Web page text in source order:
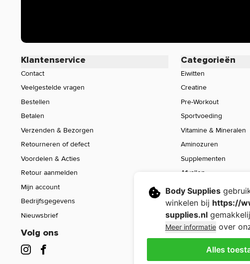
Klantenservice
Contact
Veelgestelde vragen
Bestellen
Betalen
Verzenden & Bezorgen
Retourneren of defect
Voordelen & Acties
Retour aanmelden
Mijn account
Bedrijfsgegevens
Nieuwsbrief
Volg ons
Categorieën
Eiwitten
Creatine
Pre-Workout
Sportvoeding
Vitamine & Mineralen
Aminozuren
Supplementen
Afvallen
Voeding
Sport Gear
Sale
Body Supplies
winkelen bij https://
supplies.nl
Meer informatieover
Alles